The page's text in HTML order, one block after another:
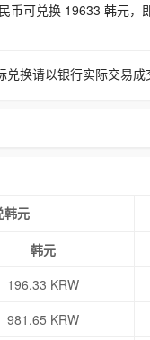
币可兑换 19633 韩元
换请以银行实际交易成
韩元
韩元
196.33 KRW
981.65 KRW